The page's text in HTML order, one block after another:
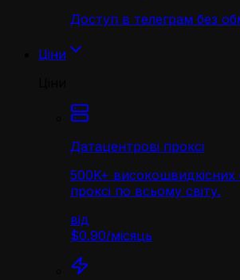
Доступ в телеграм без
Ціни
Датацентрові проксі
500K+ високошвидкісних
проксі по всьому світу.
від
$0.90/місяць